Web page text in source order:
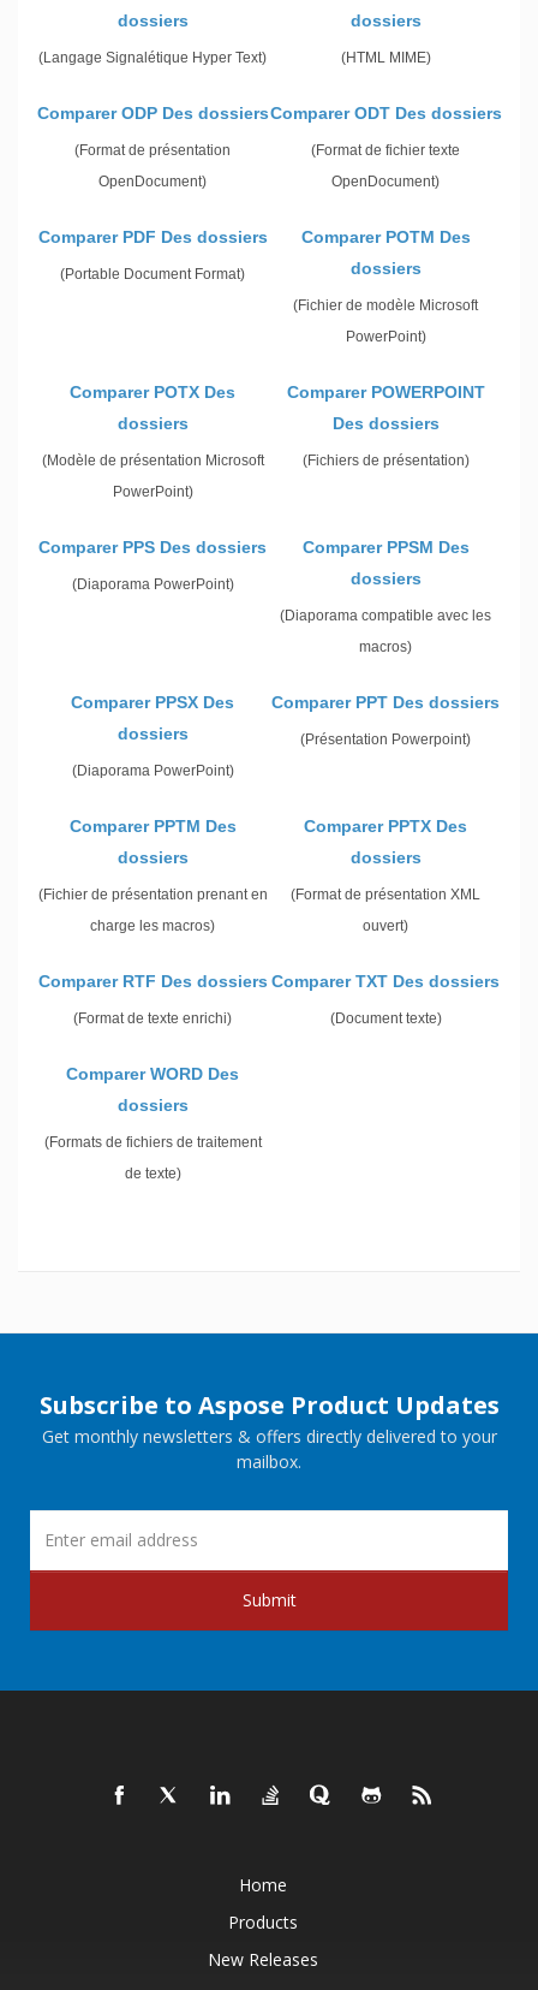
dossiers
(Langage Signalétique Hyper Text)
dossiers
(HTML MIME)
Comparer ODP Des dossiers
(Format de présentation
OpenDocument)
Comparer ODT Des dossiers
(Format de fichier texte
OpenDocument)
Comparer PDF Des dossiers
(Portable Document Format)
Comparer POTM Des
dossiers
(Fichier de modèle Microsoft
PowerPoint)
Comparer POTX Des
dossiers
(Modèle de présentation Microsoft
PowerPoint)
Comparer POWERPOINT
Des dossiers
(Fichiers de présentation)
Comparer PPS Des dossiers
(Diaporama PowerPoint)
Comparer PPSM Des
dossiers
(Diaporama compatible avec les
macros)
Comparer PPSX Des
dossiers
(Diaporama PowerPoint)
Comparer PPT Des dossiers
(Présentation Powerpoint)
Comparer PPTM Des
dossiers
(Fichier de présentation prenant en
charge les macros)
Comparer PPTX Des
dossiers
(Format de présentation XML
ouvert)
Comparer RTF Des dossiers
(Format de texte enrichi)
Comparer TXT Des dossiers
(Document texte)
Comparer WORD Des
dossiers
(Formats de fichiers de traitement
de texte)
Subscribe to Aspose Product Updates
Get monthly newsletters & offers directly delivered to your
mailbox.
Submit
Home
Products
New Releases